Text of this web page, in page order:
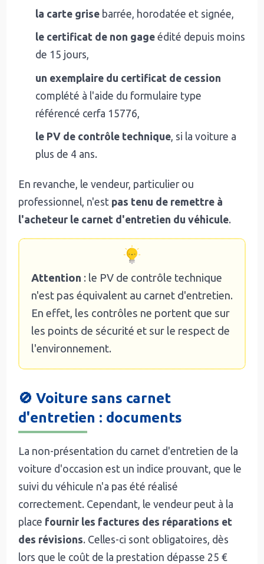
la carte grise barrée, horodatée et signée,
le certificat de non gage édité depuis moins
de 15 jours,
un exemplaire du certificat de cession
complété à l'aide du formulaire type
référencé cerfa 15776,
le PV de contrôle technique, si la voiture a
plus de 4 ans.
En revanche, le vendeur, particulier ou
professionnel, n'est pas tenu de remettre à
l'acheteur le carnet d'entretien du véhicule.
Attention : le PV de contrôle technique
n'est pas équivalent au carnet d'entretien.
En effet, les contrôles ne portent que sur
les points de sécurité et sur le respect de
l'environnement.
🚫 Voiture sans carnet
d'entretien : documents
La non-présentation du carnet d'entretien de la
voiture d'occasion est un indice prouvant, que le
suivi du véhicule n'a pas été réalisé
correctement. Cependant, le vendeur peut à la
place fournir les factures des réparations et
des révisions. Celles-ci sont obligatoires, dès
lors que le coût de la prestation dépasse 25 €